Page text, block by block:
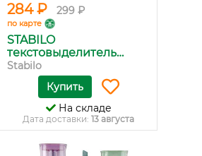
284 ₽ 299 ₽
по карте
STABILO
текстовыделитель
BOSS...
Stabilo
Купить
На складе
Дата доставки: 13 августа